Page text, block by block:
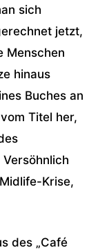
sich
jetzt,
Menschen
hinaus
Buches an
Titel her,
Krise,
des „Café